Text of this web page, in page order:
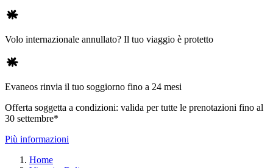
Volo internazionale annullato? Il tuo viaggio è protetto
Evaneos rinvia il tuo soggiorno fino a 24 mesi
Offerta soggetta a condizioni: valida per tutte le prenotazioni fino al
30 settembre*
Più informazioni
Home